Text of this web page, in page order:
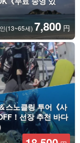
(13~65세) 7,800 円
스노클링 투어《사
！선장 추천 바다